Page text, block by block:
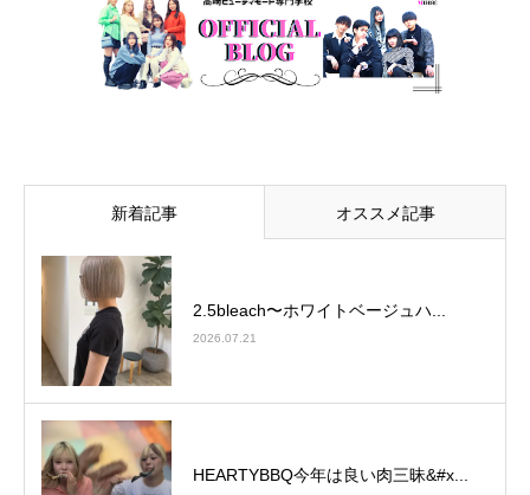
新着記事 オススメ記事
2.5bleach〜ホワイトベージュ⁡ハ...
2026.07.21
HEARTYBBQ今年は良い肉三昧&#x...